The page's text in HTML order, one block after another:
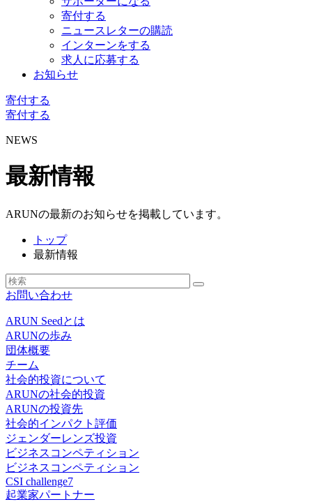
寄付する
ニュースレターの購読
インターンをする
求人に応募する
お知らせ
寄付する
寄付する
NEWS
最新情報
ARUNの最新のお知らせを掲載しています。
トップ
最新情報
お問い合わせ
ARUN Seedとは
ARUNの歩み
団体概要
チーム
社会的投資について
ARUNの社会的投資
ARUNの投資先
社会的インパクト評価
ジェンダーレンズ投資
ビジネスコンペティション
ビジネスコンペティション
CSI challenge7
起業家パートナー